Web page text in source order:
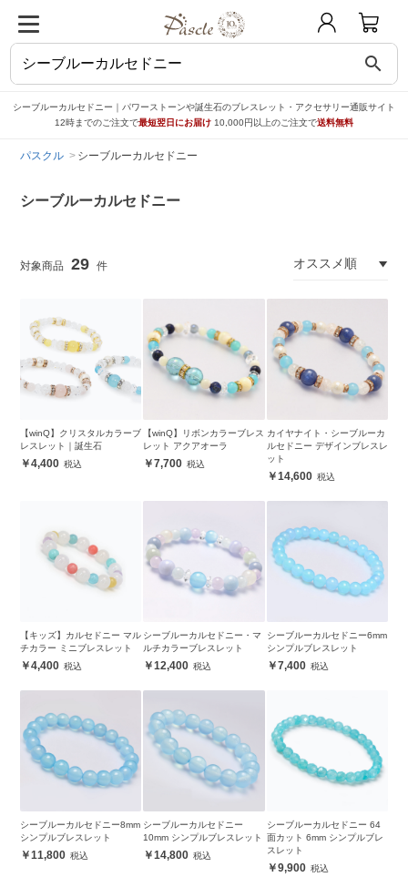
search
シーブルーカルセドニー｜パワーストーンや誕生石のブレスレット・アクセサリー通販サイト
12時までのご注文で最短翌日にお届け 10,000円以上のご注文で送料無料
パスクル シーブルーカルセドニー
シーブルーカルセドニー
29
【winQ】クリスタルカラーブ
レスレット｜誕生石
4,400
【winQ】リボンカラーブレス
レット アクアオーラ
7,700
カイヤナイト・シーブルーカ
ルセドニー デザインブレスレ
ット
14,600
【キッズ】カルセドニー マル
チカラー ミニブレスレット
4,400
シーブルーカルセドニー・マ
ルチカラーブレスレット
12,400
シーブルーカルセドニー6mm
シンプルブレスレット
7,400
シーブルーカルセドニー8mm
シンプルブレスレット
11,800
シーブルーカルセドニー
10mm シンプルブレスレット
14,800
シーブルーカルセドニー 64
面カット 6mm シンプルブレ
スレット
9,900